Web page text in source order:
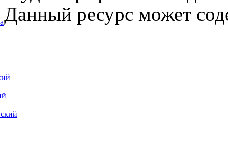
Данный ресурс может